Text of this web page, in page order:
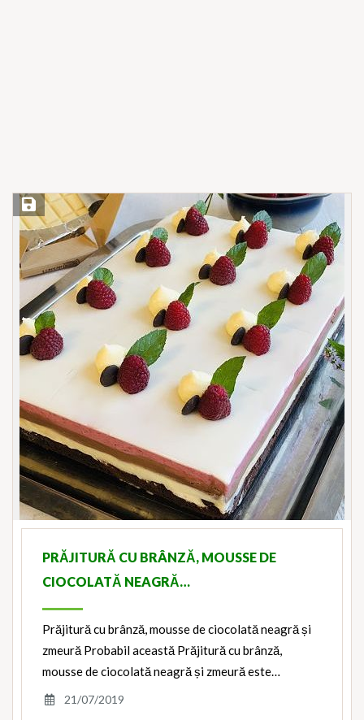
Save Recipe
PRĂJITURĂ CU BRÂNZĂ, MOUSSE DE
CIOCOLATĂ NEAGRĂ…
Prăjitură cu brânză, mousse de ciocolată neagră și
zmeură Probabil această Prăjitură cu brânză,
mousse de ciocolată neagră și zmeură este…
21/07/2019